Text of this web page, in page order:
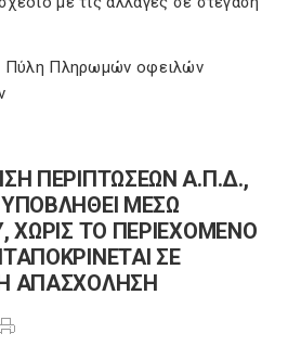
Πύλη Πληρωμών οφειλών
ΠΕΡΙΠΤΩΣΕΩΝ Α.Π.Δ.,
ΜΕΣΩ
ΧΩΡΙΣ ΤΟ ΠΕΡΙΕΧΟΜΕΝΟ
ΣΕ
ΑΠΑΣΧΟΛΗΣΗ